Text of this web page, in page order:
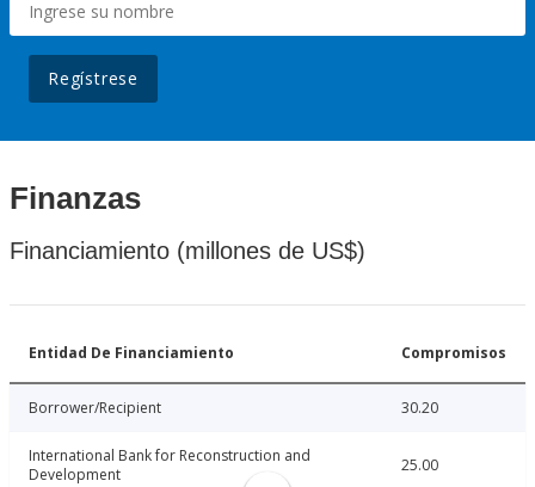
Regístrese
Finanzas
Financiamiento (millones de US$)
Entidad De Financiamiento Compromisos
Borrower/Recipient 30.20
International Bank for Reconstruction and
Development
25.00